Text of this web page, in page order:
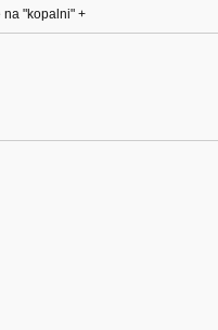
na "kopalni" +